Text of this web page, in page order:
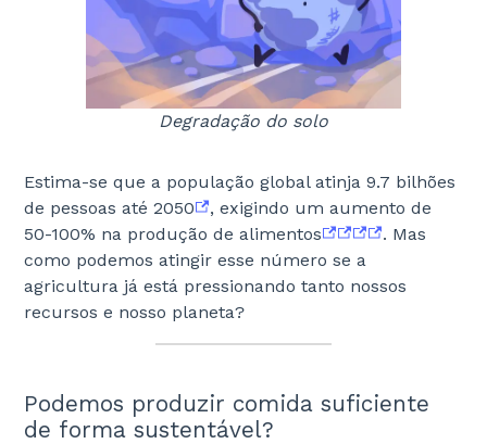
Degradação do solo
Estima-se que a população global atinja 9.7 bilhões
de pessoas até 2050
, exigindo um aumento de
50-100% na produção de alimentos
. Mas
como podemos atingir esse número se a
agricultura já está pressionando tanto nossos
recursos e nosso planeta?
Podemos produzir comida suficiente
de forma sustentável?